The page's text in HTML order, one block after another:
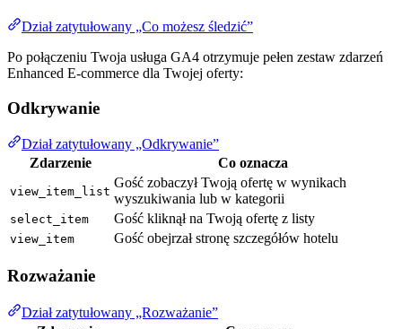
Dział zatytułowany „Co możesz śledzić”
Po połączeniu Twoja usługa GA4 otrzymuje pełen zestaw zdarzeń
Enhanced E-commerce dla Twojej oferty:
Odkrywanie
Dział zatytułowany „Odkrywanie”
Zdarzenie
Co oznacza
view_item_list
Gość zobaczył Twoją ofertę w wynikach
wyszukiwania lub w kategorii
select_item Gość kliknął na Twoją ofertę z listy
view_item Gość obejrzał stronę szczegółów hotelu
Rozważanie
Dział zatytułowany „Rozważanie”